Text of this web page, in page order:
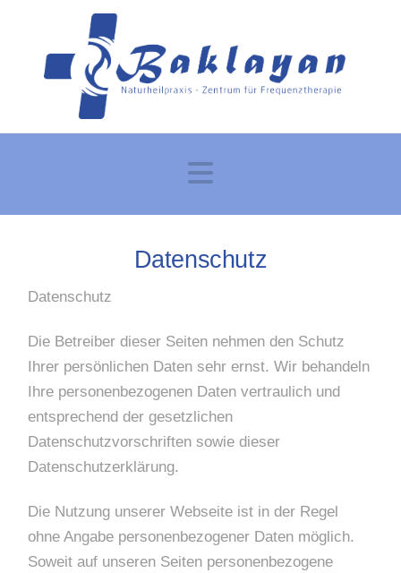
Navigation
Datenschutz
Datenschutz
Die Betreiber dieser Seiten nehmen den Schutz
Ihrer persönlichen Daten sehr ernst. Wir behandeln
Ihre personenbezogenen Daten vertraulich und
entsprechend der gesetzlichen
Datenschutzvorschriften sowie dieser
Datenschutzerklärung.
Die Nutzung unserer Webseite ist in der Regel
ohne Angabe personenbezogener Daten möglich.
Soweit auf unseren Seiten personenbezogene